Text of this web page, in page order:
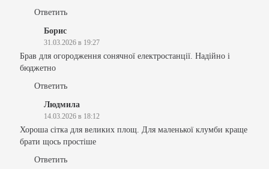
Ответить
Борис
31.03.2026 в 19:27
Брав для огородження сонячної електростанції. Надійно і
бюджетно
Ответить
Людмила
14.03.2026 в 18:12
Хороша сітка для великих площ. Для маленької клумби краще
брати щось простіше
Ответить